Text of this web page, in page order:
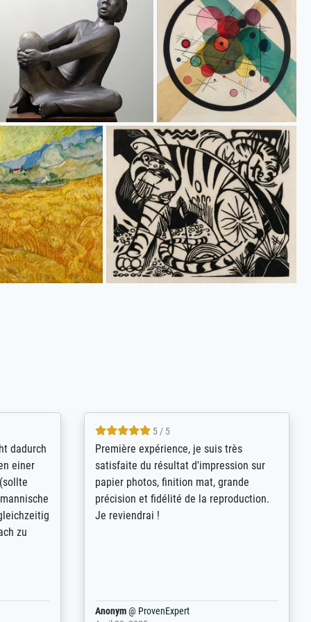
sich
(ein
-
4.8 / 5
Qualité absolument irréprochable.
Extraordinaire diversité des thèmes
abordés et personnalisation des
demandes (recadrage, réajustement des
couleurs). Relation clientèle parfaite.
Anonym@ ProvenExpert